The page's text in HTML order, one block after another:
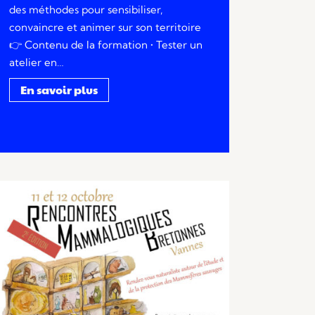
des méthodes pour sensibiliser,
convaincre et animer sur son territoire
👉 Contenu de la formation • Tester un
atelier en…
En savoir plus